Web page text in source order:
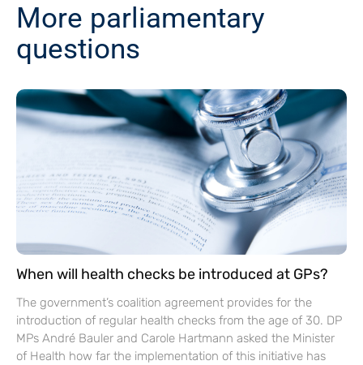
More parliamentary
questions
When will health checks be introduced at GPs?
The government’s coalition agreement provides for the
introduction of regular health checks from the age of 30. DP
MPs André Bauler and Carole Hartmann asked the Minister
of Health how far the implementation of this initiative has